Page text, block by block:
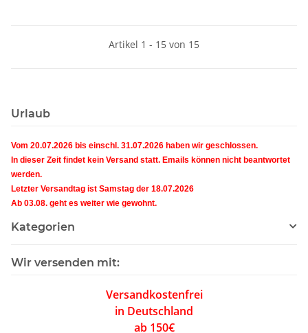
Artikel 1 - 15 von 15
Urlaub
Vom 20.07.2026 bis einschl. 31.07.2026 haben wir geschlossen.
In dieser Zeit findet kein Versand statt. Emails können nicht beantwortet
werden.
Letzter Versandtag ist Samstag der 18.07.2026
Ab 03.08. geht es weiter wie gewohnt.
Kategorien
Wir versenden mit:
Versandkostenfrei
in Deutschland
ab 150€